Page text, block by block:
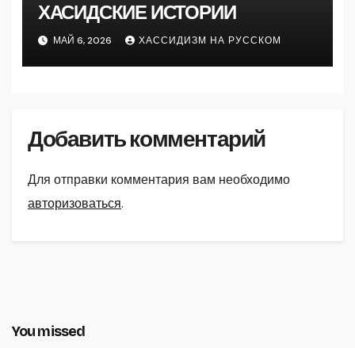
ХАСИДСКИЕ ИСТОРИИ
МАЙ 6, 2026 ХАССИДИЗМ НА РУССКОМ
Добавить комментарий
Для отправки комментария вам необходимо
авторизоваться.
You missed